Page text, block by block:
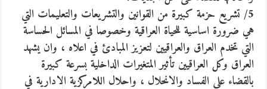
5/ تشريع حزمة كبيرة من القوانين والتشريعات والتعليمات التي
هي ضرورة اساسية للحياة العراقية وخصوصا في المسائل الحساسة
التي تخدم العراق والعراقيين لتعزيز المبادئ في اعلاه ، وان يشهد
العراق وكل العراقيين تأثير المتغيرات الداخلية بسرعة كبيرة
بالقضاء على الفساد والانحلال ، واحلال اللامركزية الادارية في